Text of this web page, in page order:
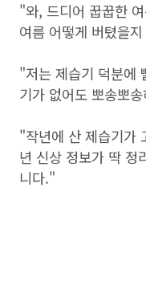
"와, 드디어 꿉꿉한
여름 어떻게 버텼을
"저는 제습기 덕분에
기가 없어도 뽀송뽀
"작년에 산 제습기가
년 신상 정보가 딱 정
니다."